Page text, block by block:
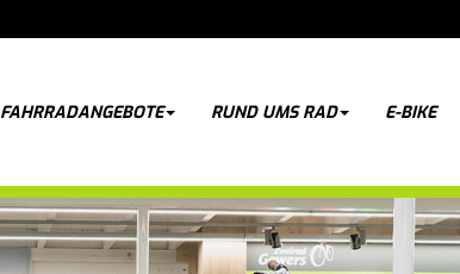
FAHRRADANGEBOTE RUND UMS RAD E-BIKE